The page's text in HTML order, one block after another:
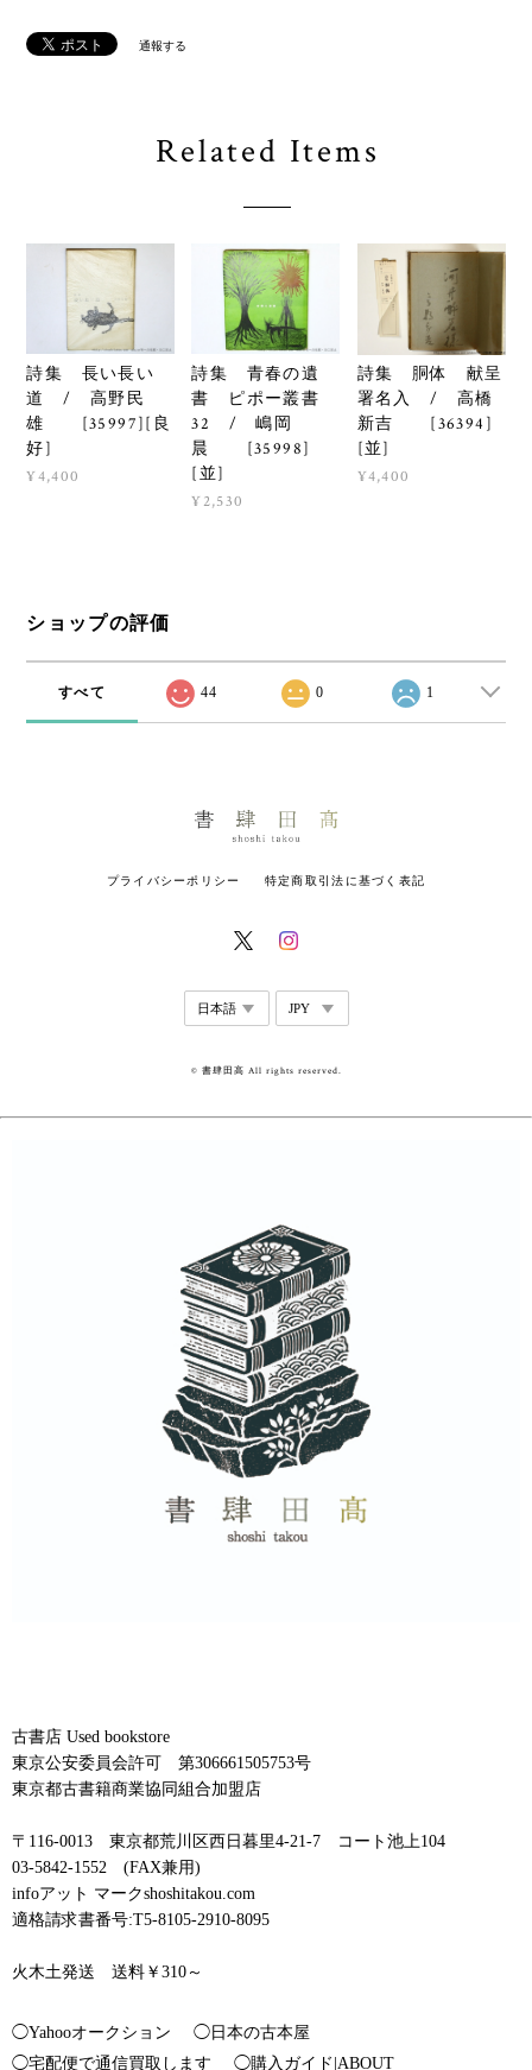
通報する
Related Items
詩集 長い長い
道 / 高野民
雄 [35997][良
好]
¥4,400
詩集 青春の遺
書 ピポー叢書
32 / 嶋岡
晨 [35998]
[並]
¥2,530
詩集 胴体 献呈
署名入 / 高橋
新吉 [36394]
[並]
¥4,400
ショップの評価
すべて 44 0 1
プライバシーポリシー 特定商取引法に基づく表記
© 書肆田高 All rights reserved.
古書店 Used bookstore
東京公安委員会許可 第306661505753号
東京都古書籍商業協同組合加盟店
〒116-0013 東京都荒川区西日暮里4-21-7 コート池上104
03-5842-1552 (FAX兼用)
infoアット マークshoshitakou.com
適格請求書番号:T5-8105-2910-8095
火木土発送 送料￥310～
◯Yahooオークション
◯日本の古本屋
◯宅配便で通信買取します
◯購入ガイド|ABOUT